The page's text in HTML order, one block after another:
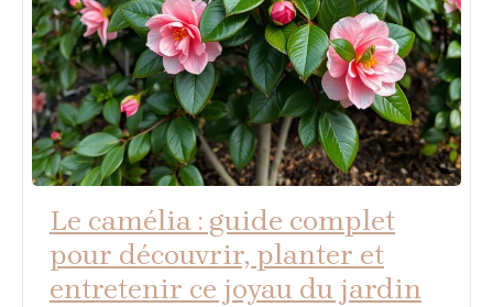
Le camélia : guide complet
pour découvrir, planter et
entretenir ce joyau du jardin